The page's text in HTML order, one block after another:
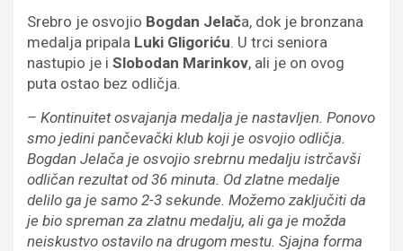
Srebro je osvojio Bogdan Jelača, dok je bronzana
medalja pripala Luki Gligoriću. U trci seniora
nastupio je i Slobodan Marinkov, ali je on ovog
puta ostao bez odličja.
– Kontinuitet osvajanja medalja je nastavljen. Ponovo
smo jedini pančevački klub koji je osvojio odličja.
Bogdan Jelača je osvojio srebrnu medalju istrčavši
odličan rezultat od 36 minuta. Od zlatne medalje
delilo ga je samo 2-3 sekunde. Možemo zaključiti da
je bio spreman za zlatnu medalju, ali ga je možda
neiskustvo ostavilo na drugom mestu. Sjajna forma